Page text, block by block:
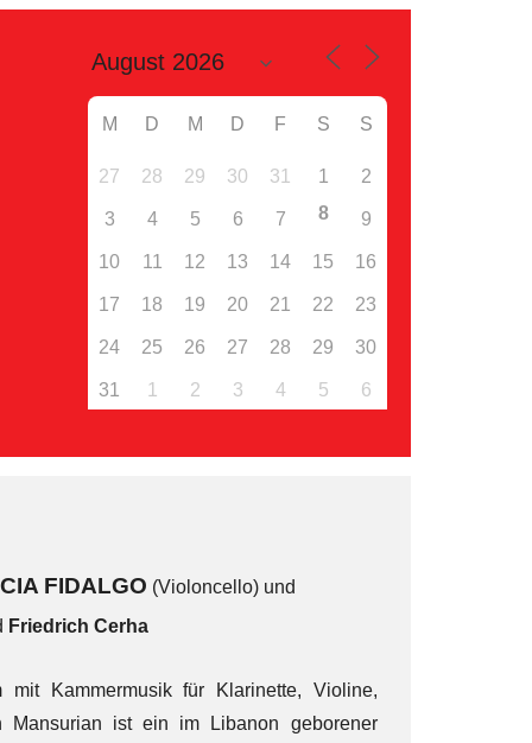
M D M D F S S
27 28 29 30 31 1 2
3 4 5 6 7 8 9
10 11 12 13 14 15 16
17 18 19 20 21 22 23
24 25 26 27 28 29 30
31 1 2 3 4 5 6
FIDALGO (Violoncello) und
Friedrich Cerha
Kammermusik für Klarinette, Violine,
Mansurian ist ein im Libanon geborener